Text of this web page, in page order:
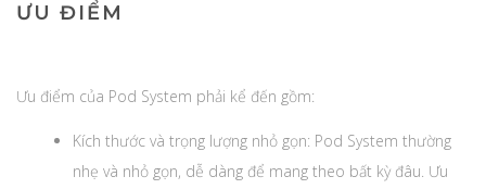
ƯU ĐIỂM
Ưu điểm của Pod System phải kể đến gồm:
Kích thước và trọng lượng nhỏ gọn: Pod System thường
nhẹ và nhỏ gọn, dễ dàng để mang theo bất kỳ đâu. Ưu